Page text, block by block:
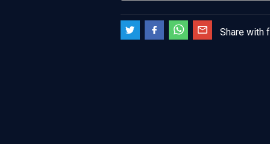
Share with